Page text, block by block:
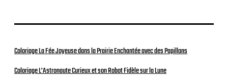
Coloriage La Fée Joyeuse dans la Prairie Enchantée avec des Papillons
Coloriage L’Astronaute Curieux et son Robot Fidèle sur la Lune